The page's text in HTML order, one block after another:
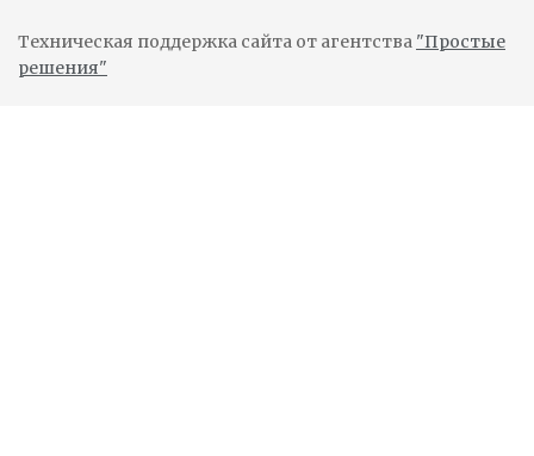
Техническая поддержка сайта от агентства "Простые
решения"